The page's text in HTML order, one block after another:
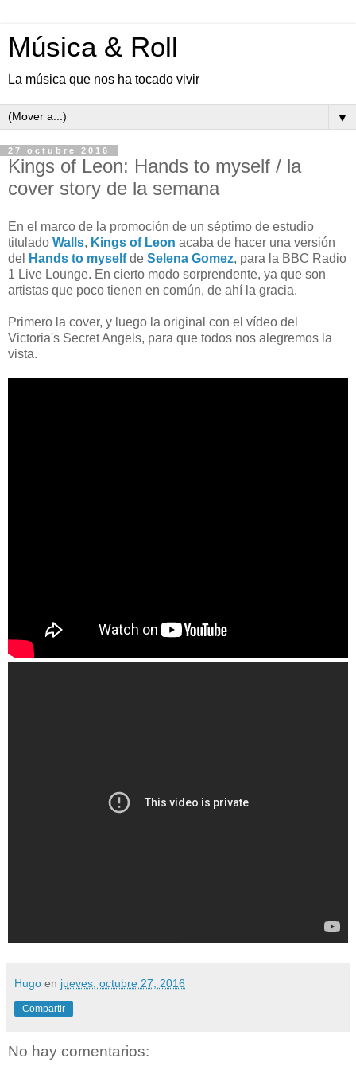
Música & Roll
La música que nos ha tocado vivir
▼
27 octubre 2016
Kings of Leon: Hands to myself / la
cover story de la semana
En el marco de la promoción de un séptimo de estudio
titulado Walls, Kings of Leon acaba de hacer una versión
del
Hands to myselfde Selena Gomez, para la BBC Radio
1 Live Lounge. En cierto modo sorprendente, ya que son
artistas que poco tienen en común, de ahí la gracia.
Primero la cover, y luego la original con el vídeo del
Victoria's Secret Angels, para que todos nos alegremos la
vista.
Hugo en jueves, octubre 27, 2016
Compartir
No hay comentarios: